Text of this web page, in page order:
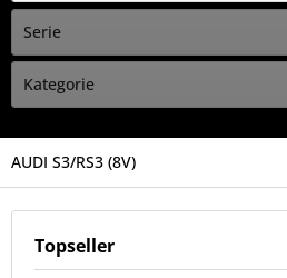
AUDI S3/RS3 (8V)
Topseller